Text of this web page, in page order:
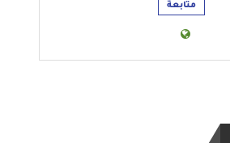
متابعة